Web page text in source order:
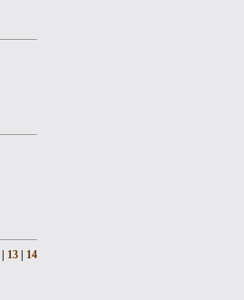
13 14